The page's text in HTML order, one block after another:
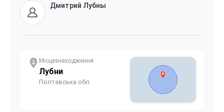
Дмитрий Лубны
Місцезнаходження
Лубни
Полтавська обл.